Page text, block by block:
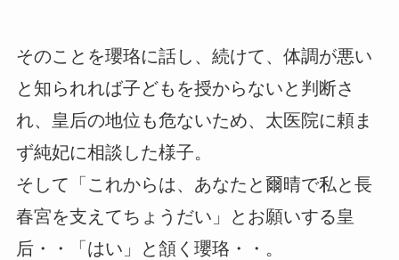
そのことを瓔珞に話し、続けて、体調が悪い
と知られれば子どもを授からないと判断さ
れ、皇后の地位も危ないため、太医院に頼ま
ず純妃に相談した様子。
そして「これからは、あなたと爾晴で私と長
春宮を支えてちょうだい」とお願いする皇
后・・「はい」と頷く瓔珞・・。